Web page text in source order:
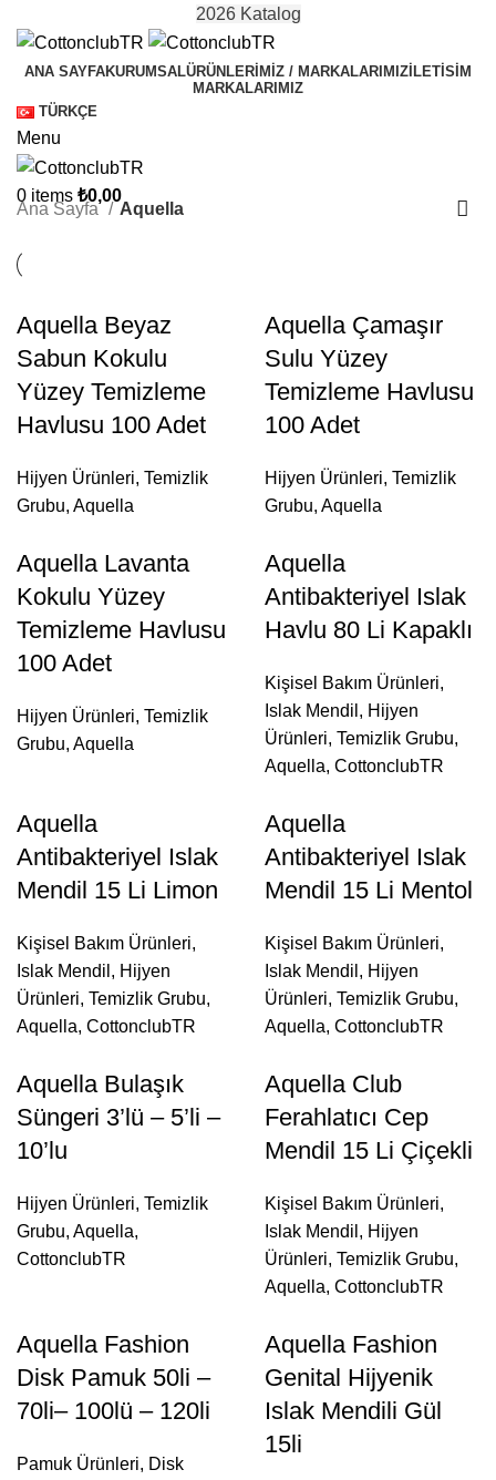
2026 Katalog
ANA SAYFAKURUMSALÜRÜNLERIMIZ / MARKALARIMIZ İLETISIM
MARKALARIMIZ
TÜRKÇE
Menu
0 items ₺0,00
Ana Sayfa Aquella
Aquella Beyaz
Sabun Kokulu
Yüzey Temizleme
Havlusu 100 Adet
Hijyen Ürünleri, Temizlik
Grubu, Aquella
Aquella Çamaşır
Sulu Yüzey
Temizleme Havlusu
100 Adet
Hijyen Ürünleri, Temizlik
Grubu, Aquella
Aquella Lavanta
Kokulu Yüzey
Temizleme Havlusu
100 Adet
Hijyen Ürünleri, Temizlik
Grubu, Aquella
Aquella
Antibakteriyel Islak
Havlu 80 Li Kapaklı
Kişisel Bakım Ürünleri,
Islak Mendil , Hijyen
Ürünleri, Temizlik Grubu,
Aquella, CottonclubTR
Aquella
Antibakteriyel Islak
Mendil 15 Li Limon
Kişisel Bakım Ürünleri,
Islak Mendil , Hijyen
Ürünleri, Temizlik Grubu,
Aquella, CottonclubTR
Aquella
Antibakteriyel Islak
Mendil 15 Li Mentol
Kişisel Bakım Ürünleri,
Islak Mendil , Hijyen
Ürünleri, Temizlik Grubu,
Aquella, CottonclubTR
Aquella Bulaşık
Süngeri 3’lü – 5’li –
10’lu
Hijyen Ürünleri, Temizlik
Grubu, Aquella,
CottonclubTR
Aquella Club
Ferahlatıcı Cep
Mendil 15 Li Çiçekli
Kişisel Bakım Ürünleri,
Islak Mendil , Hijyen
Ürünleri, Temizlik Grubu,
Aquella, CottonclubTR
Aquella Fashion
Disk Pamuk 50li –
70li– 100lü – 120li
Pamuk Ürünleri, Disk
Aquella Fashion
Genital Hijyenik
Islak Mendili Gül
15li